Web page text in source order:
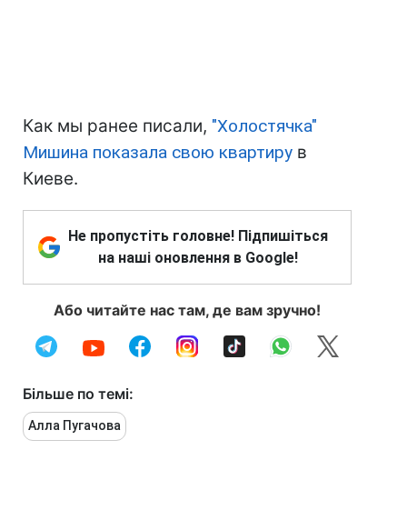
Как мы ранее писали, "Холостячка"
Мишина показала свою квартиру в
Киеве.
Не пропустіть головне! Підпишіться
на наші оновлення в Google!
Або читайте нас там, де вам зручно!
Більше по темі:
Алла Пугачова